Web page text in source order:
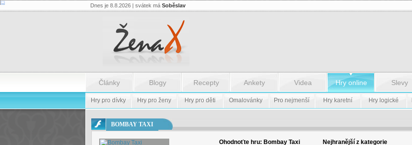
Flash.nazev
Dnes je 8.8.2026 | svátek má Soběslav
Články Blogy Recepty Ankety Videa Hry online Slevy
Hry pro dívky Hry pro ženy Hry pro děti Omalovánky Pro nejmenší Hry karetní Hry logické
BOMBAY TAXI
Ohodnoťte hru: Bombay Taxi Nejhranější z kategorie